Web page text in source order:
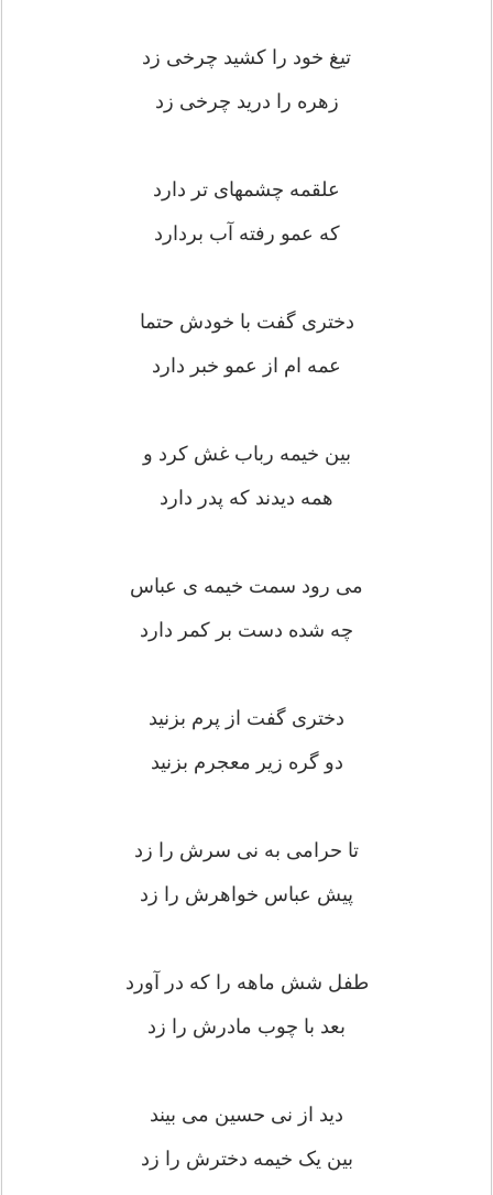
تیغ خود را کشید چرخی زد
زهره را درید چرخی زد
علقمه چشمهای تر دارد
که عمو رفته آب بردارد
دختری گفت با خودش حتما
عمه ام از عمو خبر دارد
بین خیمه رباب غش کرد و
همه دیدند که پدر دارد
می رود سمت خیمه ی عباس
چه شده دست بر کمر دارد
دختری گفت از پرم بزنید
دو گره زیر معجرم بزنید
تا حرامی به نی سرش را زد
پیش عباس خواهرش را زد
طفل شش ماهه را که در آورد
بعد با چوب مادرش را زد
دید از نی حسین می بیند
بین یک خیمه دخترش را زد